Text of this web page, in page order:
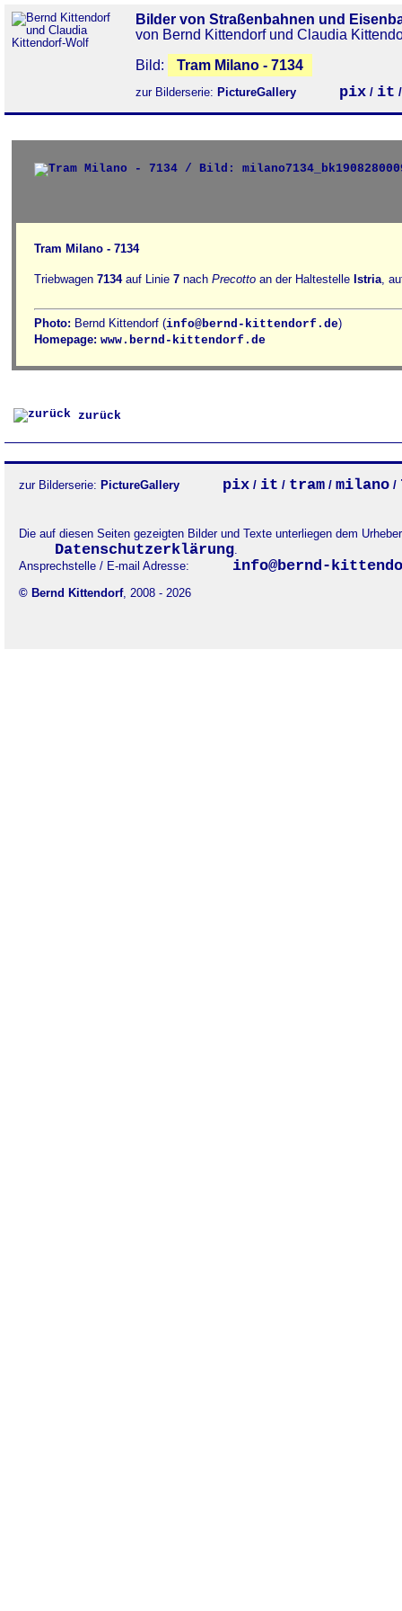
Bilder von Straßenbahnen und
von Bernd Kittendorf und Claudia
Bild:
Tram Milano - 7134
zur Bilderserie: PictureGallery pix / it
Tram Milano - 7134
Triebwagen 7134auf Linie 7 nach Precotto an der Haltestelle Istria,
Photo: Bernd Kittendorf (info@bernd-kittendorf.de)
Homepage: www.bernd-kittendorf.de
zurück
zur Bilderserie: PictureGallery pix / it / tram / milano /
Die auf diesen Seiten gezeigten Bilder und Texte unterliegen dem
Datenschutzerklärung.
Ansprechstelle / E-mail Adresse:
info@bernd-
© Bernd Kittendorf, 2008 - 2026